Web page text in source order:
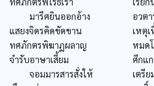
มารีศยินออกอ้าง
อวตา
แสยงจิดรคิดขัดขาน
เหตุ
ทศภักตรพิฆาฏผลาญ
หมด
จำรับอาษาเสี้ยม
ศึกแ
จอมมารสารสั่งให้
เตรี